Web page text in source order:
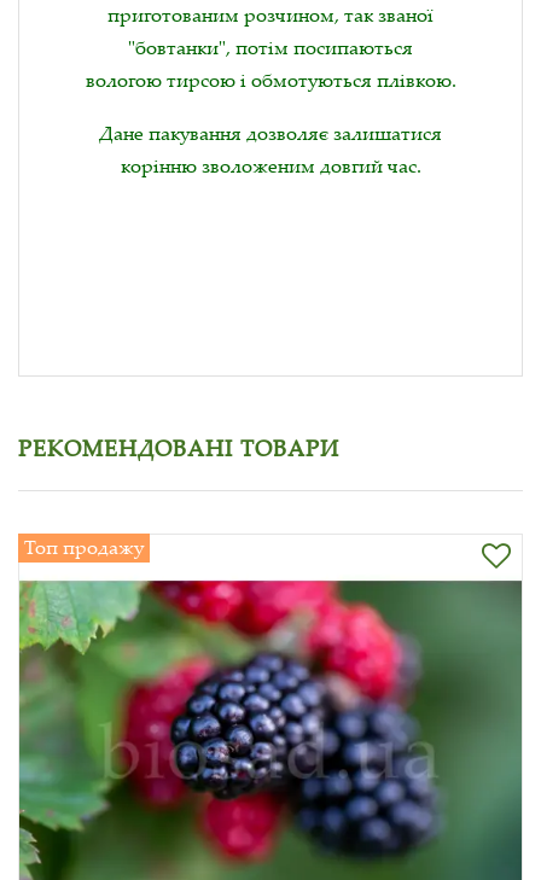
приготованим розчином, так званої
"бовтанки", потім посипаються
вологою тирсою і обмотуються плівкою.
Дане пакування дозволяє залишатися
корінню зволоженим довгий час.
РЕКОМЕНДОВАНІ ТОВАРИ
Топ продажу